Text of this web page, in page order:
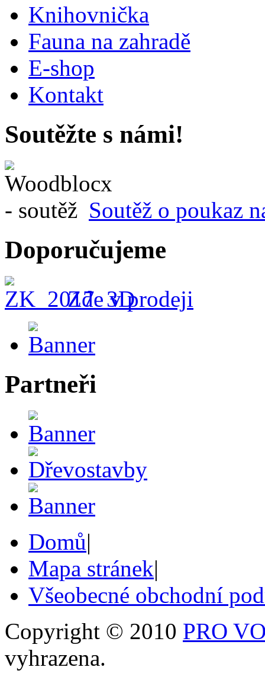
Knihovnička
Fauna na zahradě
E-shop
Kontakt
Soutěžte s námi!
Soutěž o poukaz
Doporučujeme
Zde v prodeji
Partneři
Domů|
Mapa stránek|
Všeobecné obchodní
Copyright © 2010 PRO
vyhrazena.